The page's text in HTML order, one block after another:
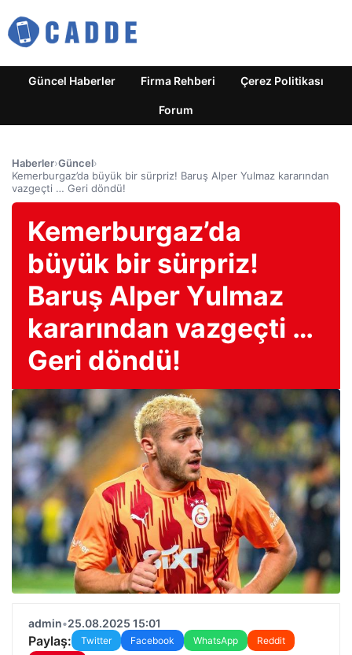
Güncel Haberler Firma Rehberi Çerez Politikası
Forum
Haberler›Güncel›
Kemerburgaz’da büyük bir sürpriz! Baruş Alper Yulmaz kararından
vazgeçti … Geri döndü!
Kemerburgaz’da
büyük bir sürpriz!
Baruş Alper Yulmaz
kararından vazgeçti …
Geri döndü!
admin•25.08.2025 15:01
Paylaş: Twitter Facebook WhatsApp
Reddit